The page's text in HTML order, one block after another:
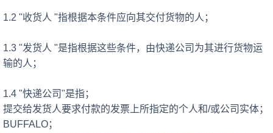
1.2 "收货人 "指根据本条件应向其交付货物的人；
1.3 "发货人 "是指根据这些条件，由快递公司为其进行货物运
输的人；
1.4 "快递公司"是指；
提交给发货人要求付款的发票上所指定的个人和/或公司实体；
BUFFALO；